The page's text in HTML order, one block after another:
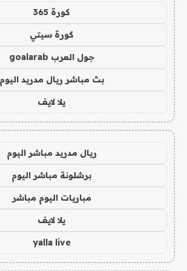
كورة 365
كورة سيتي
جول العرب goalarab
بث مباشر ريال مدريد اليوم
يلا لايف
ريال مدريد مباشر اليوم
برشلونة مباشر اليوم
مباريات اليوم مباشر
يلا لايف
yalla live